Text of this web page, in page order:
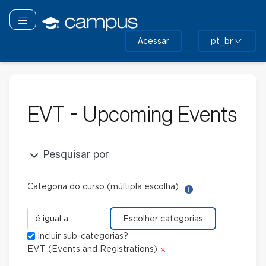
para
Toggle navigation
Acessar pt_br
EVT - Upcoming Events
Pesquisar por
Categoria do curso (múltipla escolha)
Categoria
do
curso
(múltipla
Incluir sub-categorias?
EVT (Events and Registrations)